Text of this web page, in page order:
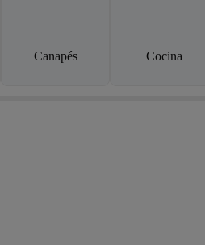
Canapés Cocina